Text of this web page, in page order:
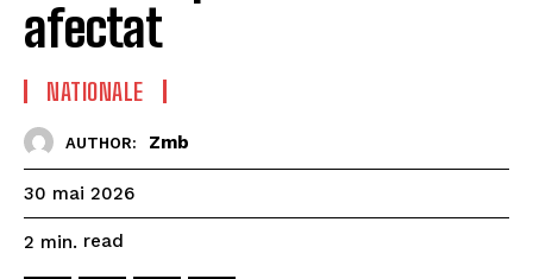
afectat
NATIONALE
AUTHOR: Zmb
30 mai 2026
2 min. read